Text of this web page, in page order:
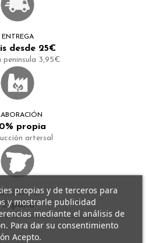
ENTREGA
desde 25€
peninsula 3,95€
propia
artersal
EN
España
se fabrican en Granada
propias y de terceros para
y mostrarle publicidad
mediante el análisis de
Para dar su consentimiento
Acepto.